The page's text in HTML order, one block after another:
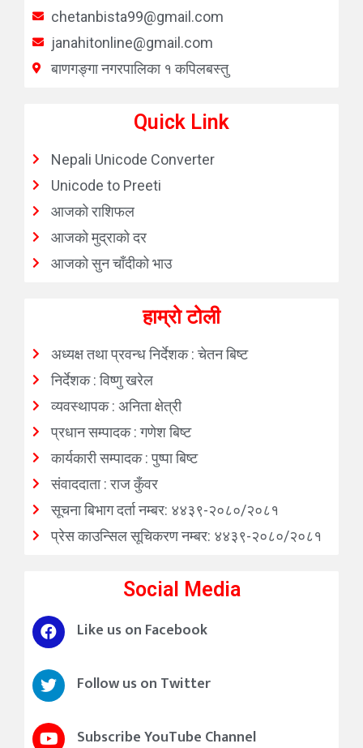
chetanbista99@gmail.com
janahitonline@gmail.com
बाणगङ्गा नगरपालिका १ कपिलबस्तु
Quick Link
Nepali Unicode Converter
Unicode to Preeti
आजको राशिफल
आजको मुद्राको दर
आजको सुन चाँदीको भाउ
हाम्रो टोली
अध्यक्ष तथा प्रवन्ध निर्देशक : चेतन बिष्ट
निर्देशक : विष्णु खरेल
व्यवस्थापक : अनिता क्षेत्री
प्रधान सम्पादक : गणेश बिष्ट
कार्यकारी सम्पादक : पुष्पा बिष्ट
संवाददाता : राज कुँवर
सूचना बिभाग दर्ता नम्बर: ४४३९-२०८०/२०८१
प्रेस काउन्सिल सूचिकरण नम्बर: ४४३९-२०८०/२०८१
Social Media
Like us on Facebook
Follow us on Twitter
Subscribe YouTube Channel